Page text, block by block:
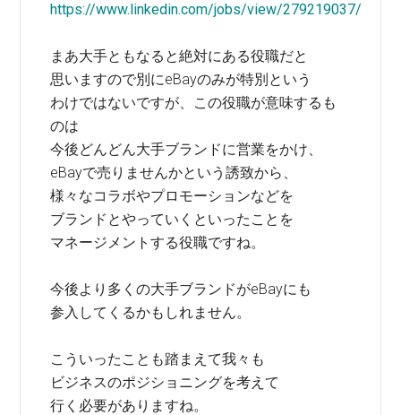
https://www.linkedin.com/jobs/view/279219037/
まあ大手ともなると絶対にある役職だと
思いますので別にeBayのみが特別という
わけではないですが、この役職が意味するも
のは
今後どんどん大手ブランドに営業をかけ、
eBayで売りませんかという誘致から、
様々なコラボやプロモーションなどを
ブランドとやっていくといったことを
マネージメントする役職ですね。
今後より多くの大手ブランドがeBayにも
参入してくるかもしれません。
こういったことも踏まえて我々も
ビジネスのポジショニングを考えて
行く必要がありますね。